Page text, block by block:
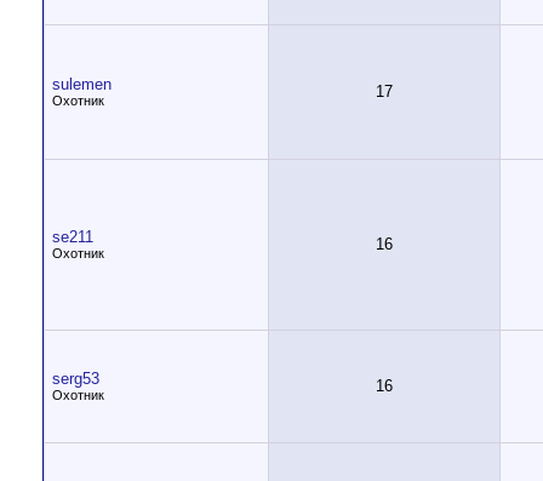
sulemen
Охотник 17
se211
Охотник 16
serg53
Охотник 16